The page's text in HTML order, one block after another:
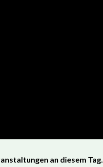
an diesem Tag.